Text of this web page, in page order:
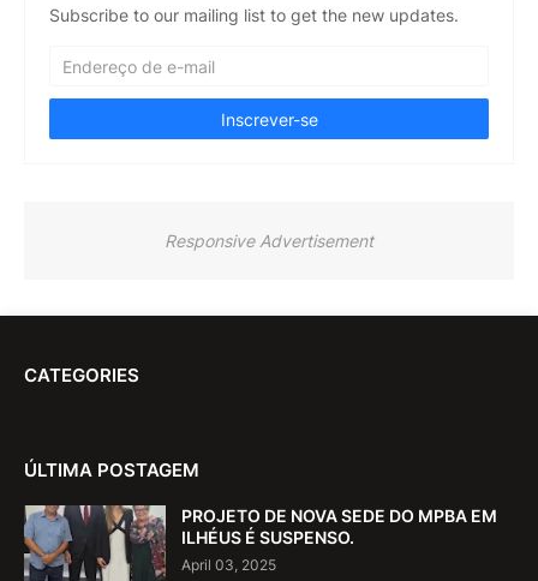
Subscribe to our mailing list to get the new updates.
Responsive Advertisement
CATEGORIES
ÚLTIMA POSTAGEM
PROJETO DE NOVA SEDE DO MPBA EM
ILHÉUS É SUSPENSO.
April 03, 2025